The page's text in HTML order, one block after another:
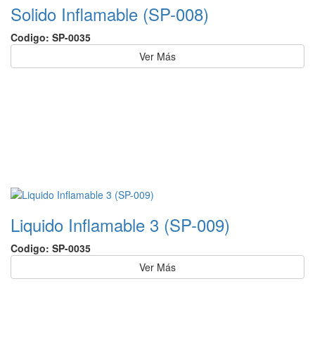
Solido Inflamable (SP-008)
Codigo: SP-0035
Ver Más
Liquido Inflamable 3 (SP-009)
Codigo: SP-0035
Ver Más